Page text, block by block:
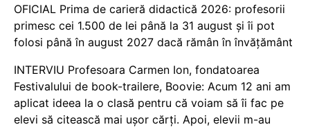
OFICIAL Prima de carieră didactică 2026: profesorii
primesc cei 1.500 de lei până la 31 august și îi pot
folosi până în august 2027 dacă rămân în învățământ
INTERVIU Profesoara Carmen Ion, fondatoarea
Festivalului de book-trailere, Boovie: Acum 12 ani am
aplicat ideea la o clasă pentru că voiam să îi fac pe
elevi să citească mai ușor cărți. Apoi, elevii m-au